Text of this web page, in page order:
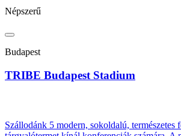
Népszerű
Budapest
TRIBE Budapest Stadium
Szállodánk 5 modern, sokoldalú, természetes